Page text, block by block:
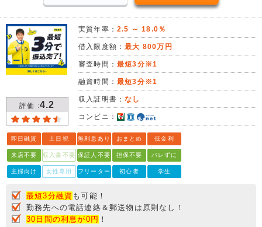
評価 :4.2
実質年率： 2.5 ～ 18.0％
借入限度額：最大 800万円
審査時間： 最短3分※1
融資時間： 最短3分※1
収入証明書：なし
コンビニ：
即日融資 土日祝 無利息あり おまとめ 低金利
来店不要 収入書不要 保証人不要 担保不要 バレずに
主婦向け 女性専用 フリーター 初心者 学生
最短3分融資 も可能！
勤務先への電話連絡＆郵送物は原則なし！
30日間の利息が0円 ！